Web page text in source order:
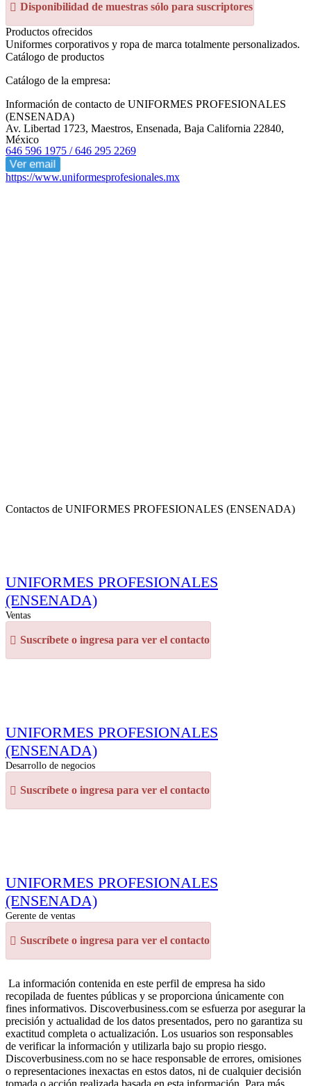
Disponibilidad de muestras sólo para suscriptores
Productos ofrecidos
Uniformes corporativos y ropa de marca totalmente personalizados.
Catálogo de productos
Catálogo de la empresa:
Información de contacto de UNIFORMES PROFESIONALES
(ENSENADA)
Av. Libertad 1723, Maestros, Ensenada, Baja California 22840,
México
646 596 1975 / 646 295 2269
Ver email
https://www.uniformesprofesionales.mx
Contactos de UNIFORMES PROFESIONALES (ENSENADA)
UNIFORMES PROFESIONALES
(ENSENADA)
Ventas
Suscríbete o ingresa para ver el contacto
UNIFORMES PROFESIONALES
(ENSENADA)
Desarrollo de negocios
Suscríbete o ingresa para ver el contacto
UNIFORMES PROFESIONALES
(ENSENADA)
Gerente de ventas
Suscríbete o ingresa para ver el contacto
La información contenida en este perfil de empresa ha sido
recopilada de fuentes públicas y se proporciona únicamente con
fines informativos. Discoverbusiness.com se esfuerza por asegurar la
precisión y actualidad de los datos presentados, pero no garantiza su
exactitud completa o actualización. Los usuarios son responsables
de verificar la información y utilizarla bajo su propio riesgo.
Discoverbusiness.com no se hace responsable de errores, omisiones
o representaciones inexactas en estos datos, ni de cualquier decisión
tomada o acción realizada basada en esta información. Para más